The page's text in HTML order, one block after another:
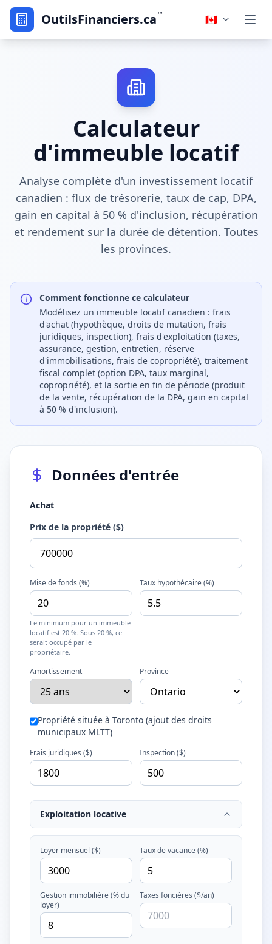
OutilsFinanciers.ca ™ 🇨🇦
Calculateur
d'immeuble locatif
Analyse complète d'un investissement locatif
canadien : flux de trésorerie, taux de cap, DPA,
gain en capital à 50 % d'inclusion, récupération
et rendement sur la durée de détention. Toutes
les provinces.
Comment fonctionne ce calculateur
Modélisez un immeuble locatif canadien : frais
d'achat (hypothèque, droits de mutation, frais
juridiques, inspection), frais d'exploitation (taxes,
assurance, gestion, entretien, réserve
d'immobilisations, frais de copropriété), traitement
fiscal complet (option DPA, taux marginal,
copropriété), et la sortie en fin de période (produit
de la vente, récupération de la DPA, gain en capital
à 50 % d'inclusion).
Données d'entrée
Achat
Prix de la propriété ($)
Mise de fonds (%)
Le minimum pour un immeuble
locatif est 20 %. Sous 20 %, ce
serait occupé par le
propriétaire.
Taux hypothécaire (%)
Amortissement Province
Propriété située à Toronto (ajout des droits
municipaux MLTT)
Frais juridiques ($) Inspection ($)
Exploitation locative
Loyer mensuel ($) Taux de vacance (%)
Gestion immobilière (% du
loyer)
Taxes foncières ($/an)